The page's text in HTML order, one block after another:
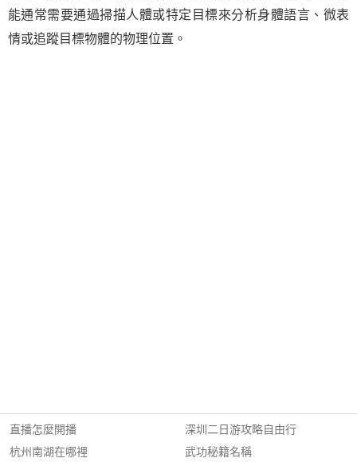
能通常需要通過掃描人體或特定目標來分析身體語言、微表
情或追蹤目標物體的物理位置。
直播怎麼開播
杭州南湖在哪裡
深圳二日游攻略自由行
武功秘籍名稱